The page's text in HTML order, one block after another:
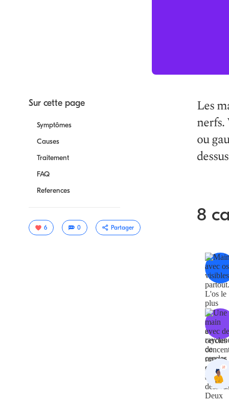
Sur cette page
Symptômes
Causes
Traitement
FAQ
References
6 0 Partager
Les
ou
8